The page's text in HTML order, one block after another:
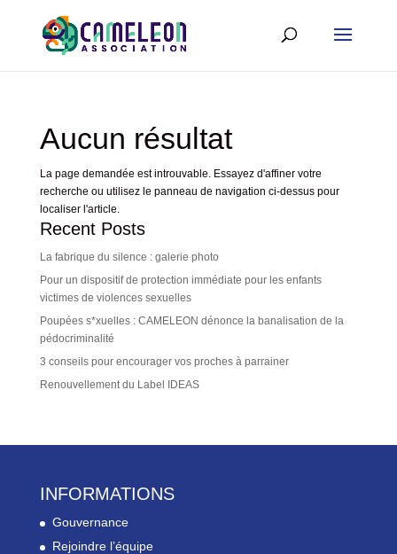
Aucun résultat
La page demandée est introuvable. Essayez d'affiner votre
recherche ou utilisez le panneau de navigation ci-dessus pour
localiser l'article.
Recent Posts
La fabrique du silence : galerie photo
Pour un dispositif de protection immédiate pour les enfants
victimes de violences sexuelles
Poupées s*xuelles : CAMELEON dénonce la banalisation de la
pédocriminalité
3 conseils pour encourager vos proches à parrainer
Renouvellement du Label IDEAS
INFORMATIONS
Gouvernance
Rejoindre l’équipe